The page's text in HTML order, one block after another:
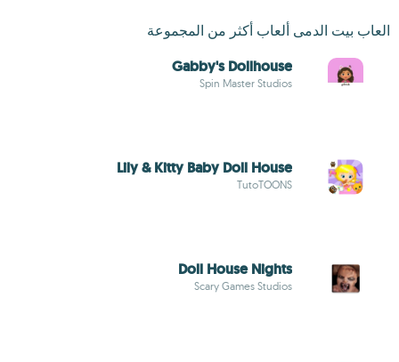
العاب بيت الدمى ألعاب أكثر من المجموعة
Gabby's Dollhouse
Spin Master Studios
Lily & Kitty Baby Doll House
TutoTOONS
Doll House Nights
Scary Games Studios